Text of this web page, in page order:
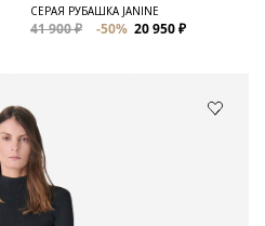
СЕРАЯ РУБАШКА JANINE
41 900 ₽ -50% 20 950 ₽